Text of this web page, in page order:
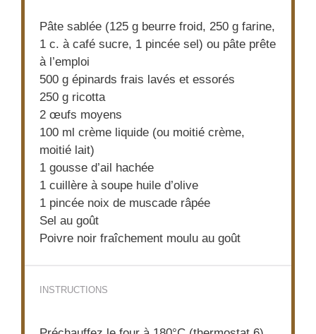
Pâte sablée (125 g beurre froid, 250 g farine,
1 c. à café sucre, 1 pincée sel) ou pâte prête
à l’emploi
500 g épinards frais lavés et essorés
250 g ricotta
2 œufs moyens
100 ml crème liquide (ou moitié crème,
moitié lait)
1 gousse d’ail hachée
1 cuillère à soupe huile d’olive
1 pincée noix de muscade râpée
Sel au goût
Poivre noir fraîchement moulu au goût
INSTRUCTIONS